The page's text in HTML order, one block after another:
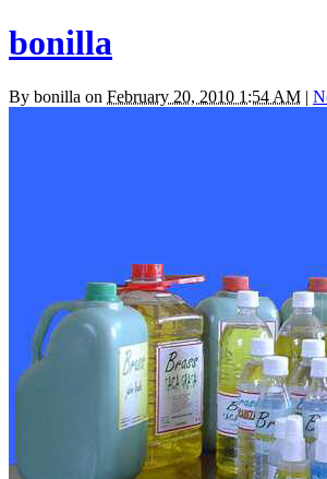
bonilla
By bonilla on February 20, 2010 1:54 AM |